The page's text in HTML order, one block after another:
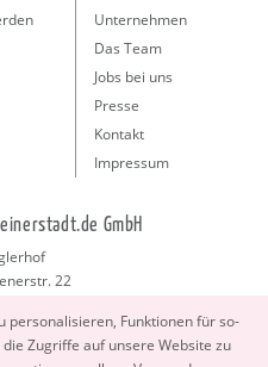
per­so­na­li­sie­ren, Funk­tio­nen für so­
Zu­grif­fe auf un­se­re Web­site zu
Unternehmen
Das Team
Jobs bei uns
Presse
Kontakt
Impressum
GmbH
22